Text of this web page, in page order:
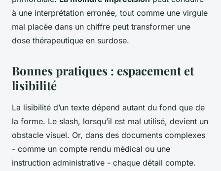
à une interprétation erronée, tout comme une virgule
mal placée dans un chiffre peut transformer une
dose thérapeutique en surdose.
Bonnes pratiques : espacement et
lisibilité
La lisibilité d’un texte dépend autant du fond que de
la forme. Le slash, lorsqu’il est mal utilisé, devient un
obstacle visuel. Or, dans des documents complexes
- comme un compte rendu médical ou une
instruction administrative - chaque détail compte.